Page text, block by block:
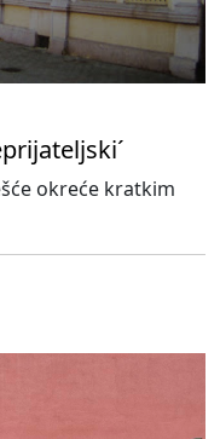
okreće kratkim